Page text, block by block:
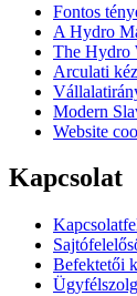
Fontos
A Hydro
The Hydro
Arculati
Modern
Website
Kapcsolat
Befektetői